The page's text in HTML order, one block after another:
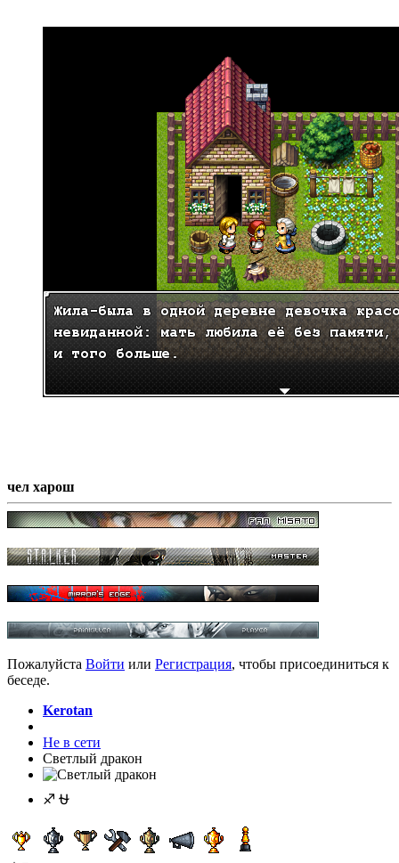
чел харош
Пожалуйста Войти или Регистрация, чтобы присоединиться к
беседе.
Kerotan
Не в сети
Светлый дракон
♐ ⛎